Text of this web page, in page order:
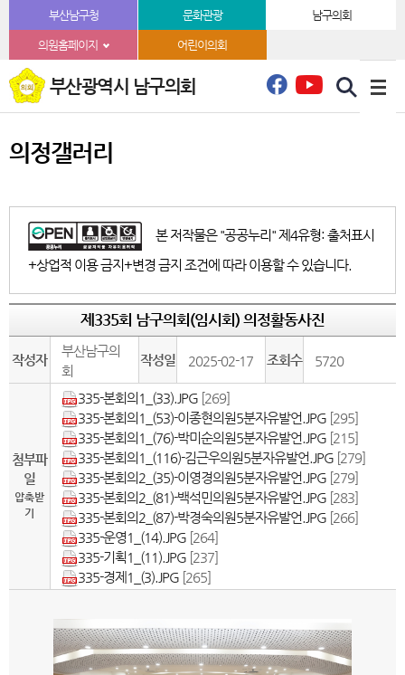
본문바로가기부산남구청 문화관광 남구의회
의원홈페이지 어린이의회
부산광역시 남구의회
의정갤러리
본 저작물은 "공공누리" 제4유형: 출처표시
+상업적 이용 금지+변경 금지 조건에 따라 이용할 수 있습니다.
제335회 남구의회(임시회) 의정활동사진
작성자
부산남구의
회
작성일 2025-02-17 조회수 5720
첨부파
일
압축받
기
335-본회의1_(33).JPG [269]
335-본회의1_(53)-이종현의원5분자유발언.JPG [295]
335-본회의1_(76)-박미순의원5분자유발언.JPG [215]
335-본회의1_(116)-김근우의원5분자유발언.JPG [279]
335-본회의2_(35)-이영경의원5분자유발언.JPG [279]
335-본회의2_(81)-백석민의원5분자유발언.JPG [283]
335-본회의2_(87)-박경숙의원5분자유발언.JPG [266]
335-운영1_(14).JPG [264]
335-기획1_(11).JPG [237]
335-경제1_(3).JPG [265]